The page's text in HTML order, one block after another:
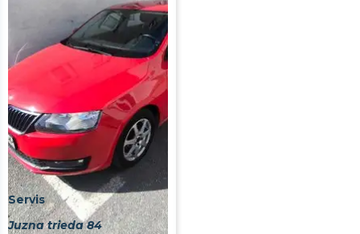
Servis
Juzna trieda 84